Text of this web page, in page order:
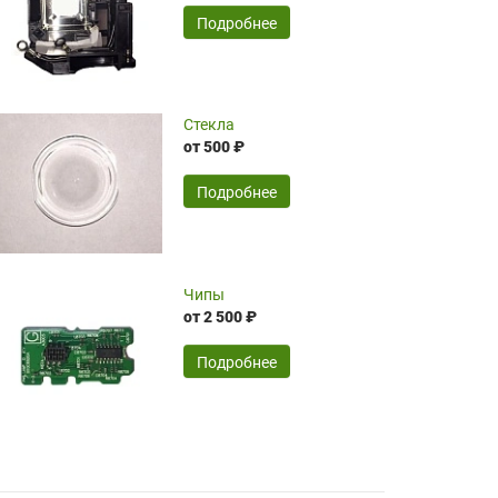
временные затраты по достаточно
оптимизированной стоимости, чему
чрезмерно благодарны!)))
SERGEY FOURSOV,24.04.2026
широкий ассортимент ламп, как оригиналов,
так и аналогов.Быстрое оформление и
передача в доставку, приемлемые цены. Мне
понравилось.
Читать полностью
16.04.2026
Подробнее
Стекла
от 500 ₽
Подробнее
Чипы
от 2 500 ₽
Подробнее